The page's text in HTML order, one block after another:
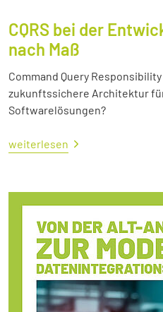
CQRS bei der
nach Maß
Command Query
zukunftssichere Architektur
Softwarelösungen?
weiterlesen